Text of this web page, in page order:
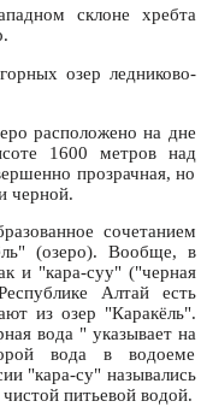
склоне хребта
озер ледниково-
расположено на дне
1600 метров над
прозрачная, но
черной.
сочетанием
(озеро). Вообще, в
и "кара-суу" ("черная
Алтай есть
из озер "Каракёль".
вода " указывает на
вода в водоеме
"кара-су" назывались
питьевой водой.